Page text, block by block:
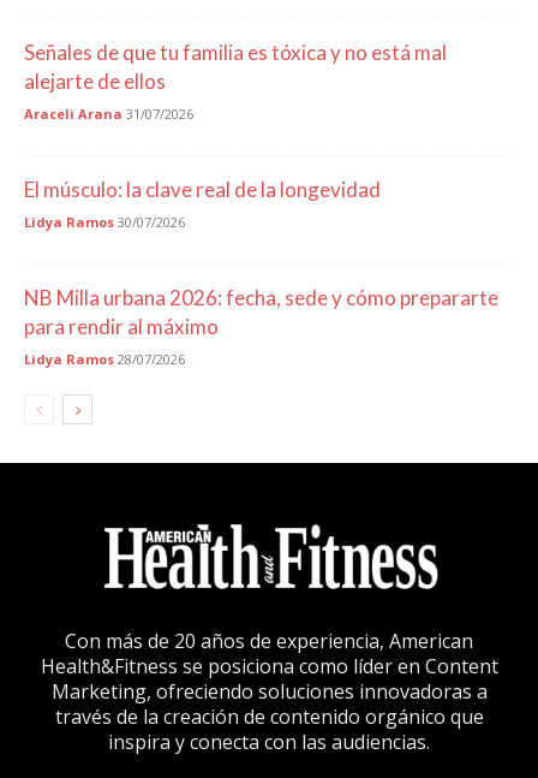
Señales de que tu familia es tóxica y no está mal
alejarte de ellos
Araceli Arana 31/07/2026
El músculo: la clave real de la longevidad
Lidya Ramos 30/07/2026
NB Milla urbana 2026: fecha, sede y cómo prepararte
para rendir al máximo
Lidya Ramos 28/07/2026
Con más de 20 años de experiencia, American
Health&Fitness se posiciona como líder en Content
Marketing, ofreciendo soluciones innovadoras a
través de la creación de contenido orgánico que
inspira y conecta con las audiencias.